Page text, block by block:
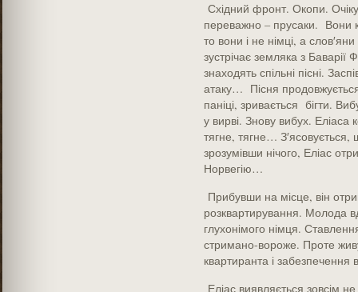
Східний фронт. Окопи.
переважно – прусаки. Вони
то вони і не німці, а
зустрічає земляка з
знаходять спільні пісні.
атаку… Пісня
паніці, зривається бігти.
у вирві. Знову вибух. Еліаса
тягне, тягне… З′ясовується,
зрозумівши нічого, Еліас
Норвегію…
Прибувши на місце, він
розквартирування. Молода
глухонімого німця.
стримано-вороже. Проте
квартиранта і забезпечення
Еліас виявляється зовсім